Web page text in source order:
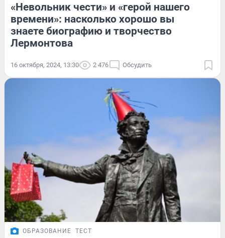
«Невольник чести» и «герой нашего
времени»: насколько хорошо вы
знаете биографию и творчество
Лермонтова
16 октября, 2024, 13:30 2 476 Обсудить
ОБРАЗОВАНИЕ ТЕСТ